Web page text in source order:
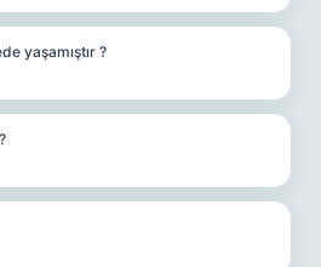
yaşamıştır ?